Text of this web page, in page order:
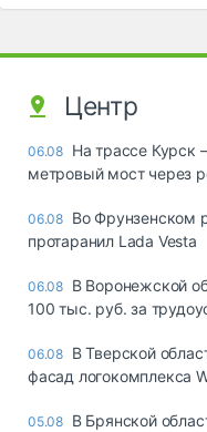
Центр
06.08 На трассе Курск
метровый мост через
06.08 Во Фрунзенском
протаранил Lada Vesta
06.08 В Воронежской
100 тыс. руб. за
06.08 В Тверской
фасад логокомплекса
05.08 В Брянской